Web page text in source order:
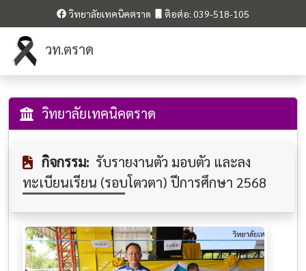
วิทยาลัยเทคนิคตราด ติอต่อ: 039-518-105
วท.ตราด
วิทยาลัยเทคนิคตราด
กิจกรรม: รับรายงานตัว มอบตัว และลง
ทะเบียนเรียน (รอบโตวตา) ปีการศึกษา 2568